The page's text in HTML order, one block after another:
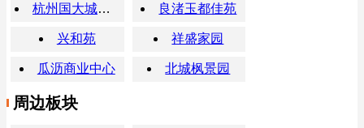
杭州国大城市广场 良渚玉都佳苑
兴和苑 祥盛家园
瓜沥商业中心 北城枫景园
周边板块